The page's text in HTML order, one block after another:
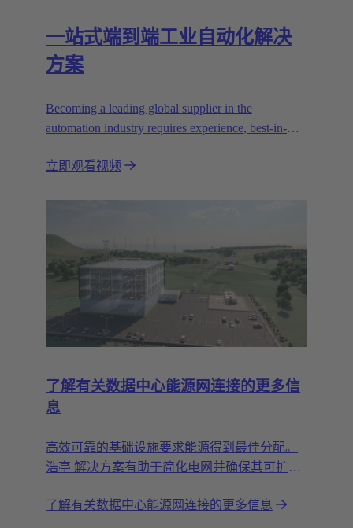
一站式端到端工业自动化解决
方案
Becoming a leading global supplier in the
automation industry requires experience, best-in-
That's what Wipro PARI stands for.
立即观看视频
了解有关数据中心能源网连接的更多信
息
高效可靠的基础设施要求能源得到最佳分配。
浩亭 解决方案有助于简化电网并确保其可扩展
了解有关数据中心能源网连接的更多信息